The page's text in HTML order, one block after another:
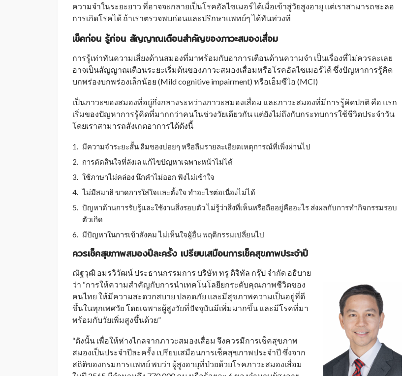
ความจำในระยะยาว ที่อาจจะกลายเป็นโรคอัลไซเมอร์ได้เมื่อเข้าสู่วัยสูงอายุ แต่เราสามารถชะลอ
การเกิดโรคได้ ถ้าเราตรวจพบก่อนและปรึกษาแพทย์ๆ ได้ทันท่วงที
เช็คก่อน รู้ก่อน สัญญาณเตือนสำคัญของภาวะสมองเสื่อม
การรู้เท่าทันความเสี่ยงด้านสมองที่มาพร้อมกับอาการเตือนด้านความจำ เป็นเรื่องที่ไม่ควรละเลย
อาจเป็นสัญญาณเตือนระยะเริ่มต้นของภาวะสมองเสื่อมหรือโรคอัลไซเมอร์ได้ ซึ่งปัญหาการรู้คิด
บกพร่องบกพร่องเล็กน้อย (Mild cognitive impairment) หรือเอ็มซีไอ (MCI)
เป็นภาวะของสมองที่อยู่กึ่งกลางระหว่างภาวะสมองเสื่อม และภาวะสมองที่มีการรู้คิดปกติ คือ แรก
เริ่มของปัญหาการรู้คิดที่มากกว่าคนในช่วงวัยเดียวกัน แต่ยังไม่ถึงกับกระทบการใช้ชีวิตประจำวัน
โดยเราสามารถสังเกตอาการได้ดังนี้
มีความจำระยะสั้น ลืมของบ่อยๆ หรือลืมรายละเอียดเหตุการณ์ที่เพิ่งผ่านไป
การตัดสินใจที่ลังเล แก้ไขปัญหาเฉพาะหน้าไม่ได้
ใช้ภาษาไม่คล่อง นึกคำไม่ออก ฟังไม่เข้าใจ
ไม่มีสมาธิ ขาดการใส่ใจและตั้งใจ ทำอะไรต่อเนื่องไม่ได้
ปัญหาด้านการรับรู้และใช้งานสิ่งรอบตัว ไม่รู้ว่าสิ่งที่เห็นหรือถืออยู่คืออะไร ส่งผลกับการทำกิจกรรมรอบ
ตัวเกิด
มีปัญหาในการเข้าสังคม ไม่เห็นใจผู้อื่น พฤติกรรมเปลี่ยนไป
ควรเช็คสุขภาพสมองปีละครั้ง เปรียบเสมือนการเช็คสุขภาพประจำปี
ณัฐวุฒิ อมรวิวัฒน์ ประธานกรรมการ บริษัท ทรู ดิจิทัล กรุ๊ป จำกัด อธิบาย
ว่า “การให้ความสำคัญกับการนำเทคโนโลยียกระดับคุณภาพชีวิตของ
คนไทย ให้มีความสะดวกสบาย ปลอดภัย และมีสุขภาพความเป็นอยู่ที่ดี
ขึ้นในทุกเพศวัย โดยเฉพาะผู้สูงวัยที่ปัจจุบันมีเพิ่มมากขึ้น และมีโรคที่มา
พร้อมกับวัยเพิ่มสูงขึ้นด้วย”
“ดังนั้น เพื่อให้ห่างไกลจากภาวะสมองเสื่อม จึงควรมีการเช็คสุขภาพ
สมองเป็นประจำปีละครั้ง เปรียบเสมือนการเช็คสุขภาพประจำปี ซึ่งจาก
สถิติของกรมการแพทย์ พบว่า ผู้สูงอายุที่ป่วยด้วยโรคภาวะสมองเสื่อม